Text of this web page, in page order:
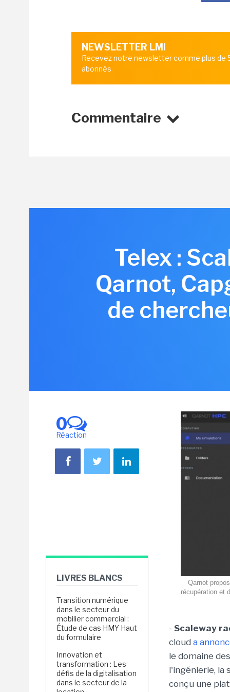
NEWSLETTER LMI
Recevez notre newsletter comme plus
abonnés
Commentaire
Telex :
Qarnot,
de
0
Réaction
LIVRES BLANCS
Transition numérique
dans le secteur du
mobilier commercial :
Étude de cas HMY Haut
du formulaire
Innovation et
transformation : Les
défis de la digitalisation
dans le secteur de la
Qarnot
récupération et
- Scaleway
cloud a
le domaine
l'ingénierie, la
conçu une